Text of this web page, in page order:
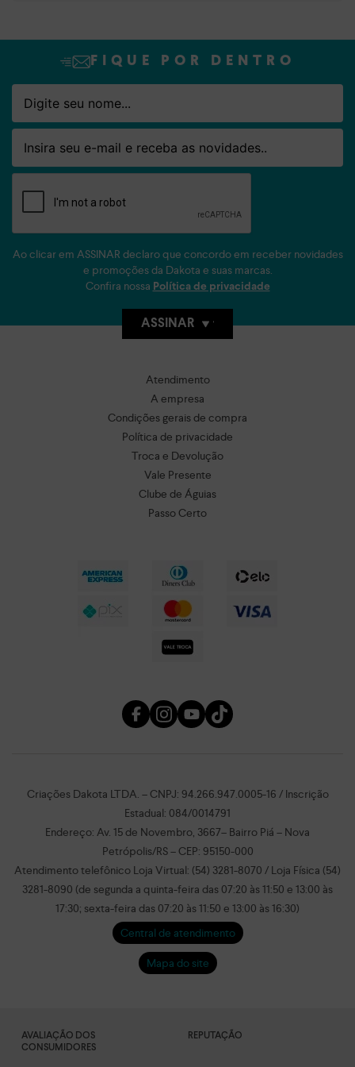
FIQUE POR DENTRO
Nome
Email
Ao clicar em ASSINAR declaro que concordo em receber novidades
e promoções da Dakota e suas marcas.
Confira nossa Política de privacidade
ASSINAR
Atendimento
A empresa
Condições gerais de compra
Política de privacidade
Troca e Devolução
Vale Presente
Clube de Águias
Passo Certo
Criações Dakota LTDA. – CNPJ: 94.266.947.0005-16 / Inscrição
Estadual: 084/0014791
Endereço: Av. 15 de Novembro, 3667– Bairro Piá – Nova
Petrópolis/RS – CEP: 95150-000
Atendimento telefônico Loja Virtual: (54) 3281-8070 / Loja Física (54)
3281-8090 (de segunda a quinta-feira das 07:20 às 11:50 e 13:00 às
17:30; sexta-feira das 07:20 às 11:50 e 13:00 às 16:30)
Central de atendimento
Mapa do site
AVALIAÇÃO DOS
CONSUMIDORES
REPUTAÇÃO